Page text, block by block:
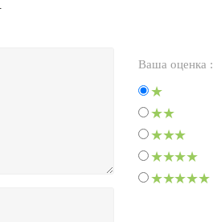
Ваша оценка :